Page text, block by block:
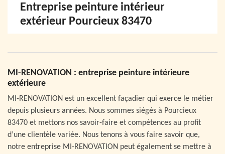
Entreprise peinture intérieur
extérieur Pourcieux 83470
MI-RENOVATION : entreprise peinture intérieure
extérieure
MI-RENOVATION est un excellent façadier qui exerce le métier
depuis plusieurs années. Nous sommes siégés à Pourcieux
83470 et mettons nos savoir-faire et compétences au profit
d’une clientèle variée. Nous tenons à vous faire savoir que,
notre entreprise MI-RENOVATION peut également se mettre à